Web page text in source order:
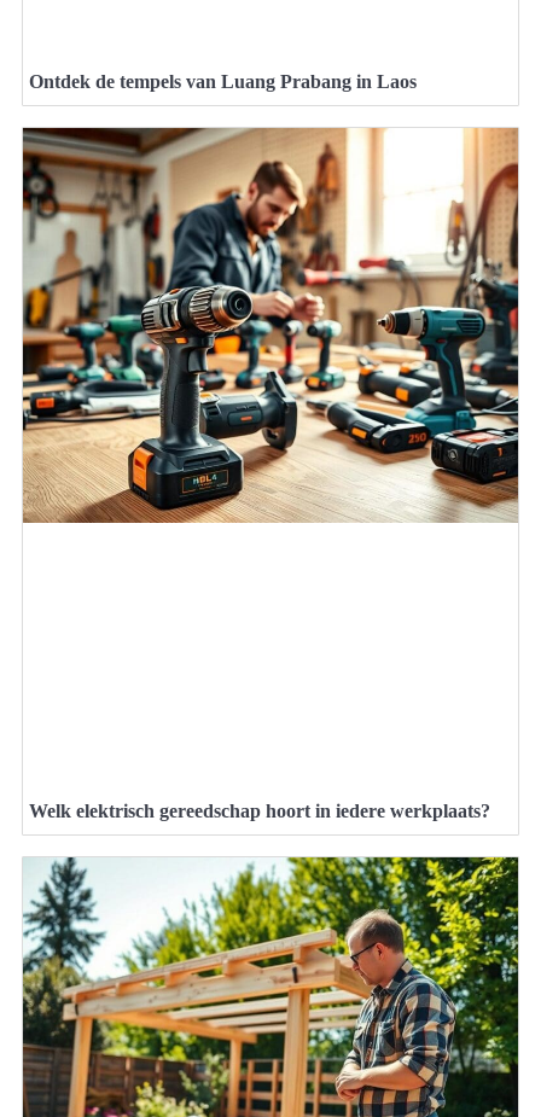
Ontdek de tempels van Luang Prabang in Laos
Welk elektrisch gereedschap hoort in iedere werkplaats?